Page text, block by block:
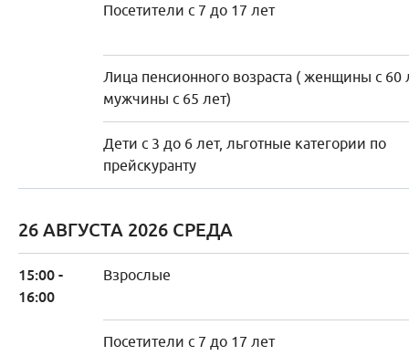
Посетители с 7 до 17 лет
Лица пенсионного возраста ( женщины с 60
мужчины с 65 лет)
Дети с 3 до 6 лет, льготные категории по
прейскуранту
26 АВГУСТА 2026 СРЕДА
15:00 -
16:00
Взрослые
Посетители с 7 до 17 лет